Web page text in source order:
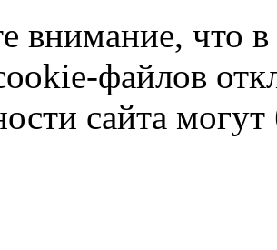
внимание, что в
файлов
сайта